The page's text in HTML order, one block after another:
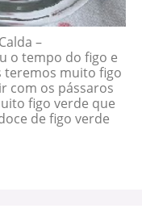
–
o tempo do figo e
teremos muito figo
com os pássaros
figo verde que
de figo verde